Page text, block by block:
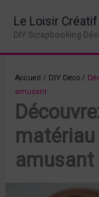
contenu
Le Loisir Créatif
DIY Scrapbooking
Accueil / DIY Déco /
amusant
matériau
amusant